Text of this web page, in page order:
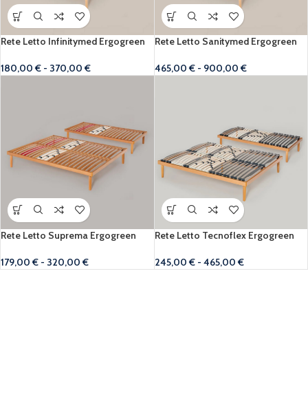
Rete Letto Infinitymed Ergogreen
180,00€ - 370,00€
Rete Letto Sanitymed Ergogreen
465,00€ - 900,00€
Rete Letto Suprema Ergogreen
179,00€ - 320,00€
Rete Letto Tecnoflex Ergogreen
245,00€ - 465,00€